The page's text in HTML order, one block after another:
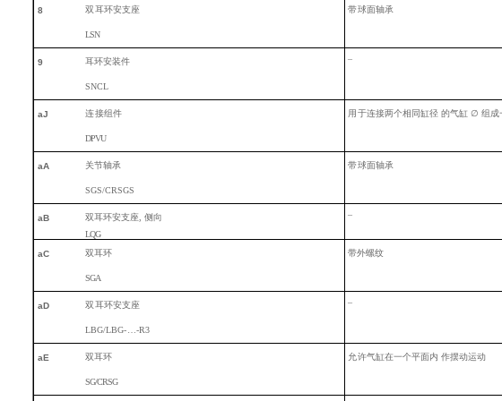
8 双耳环安支座
LSN
带球面轴承
9 耳环安装件
SNCL
–
aJ 连接组件
DPVU
用于连接两个相同缸径 的气缸 ∅ 组成
aA 关节轴承
SGS/CRSGS
带球面轴承
aB 双耳环安支座 , 侧向
LQG
–
aC 双耳环
SGA
带外螺纹
aD 双耳环安支座
LBG/LBG- …-R3
–
aE 双耳环
SG/CRSG
允许气缸在一个平面内 作摆动运动